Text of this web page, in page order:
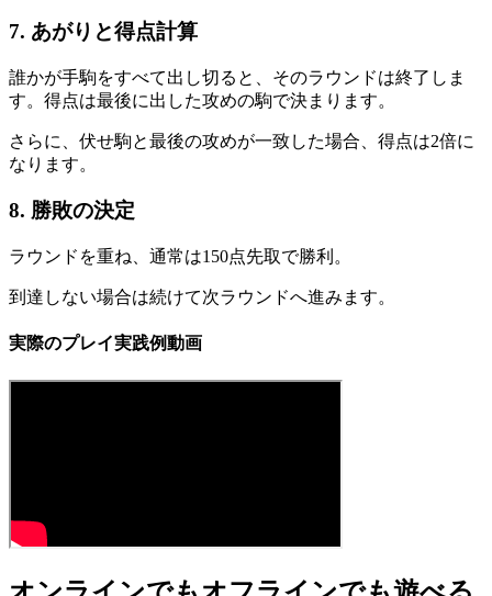
7. あがりと得点計算
誰かが手駒をすべて出し切ると、そのラウンドは終了しま
す。得点は最後に出した攻めの駒で決まります。
さらに、伏せ駒と最後の攻めが一致した場合、得点は2倍に
なります。
8. 勝敗の決定
ラウンドを重ね、通常は150点先取で勝利。
到達しない場合は続けて次ラウンドへ進みます。
実際のプレイ実践例動画